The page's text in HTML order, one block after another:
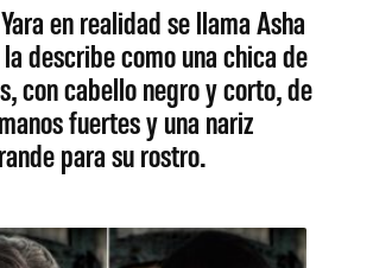
en realidad se llama Asha
describe como una chica de
con cabello negro y corto, de
fuertes y una nariz
para su rostro.